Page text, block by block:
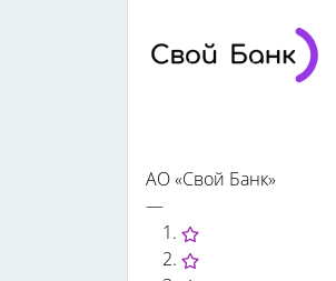
АО «Свой Банк»
—